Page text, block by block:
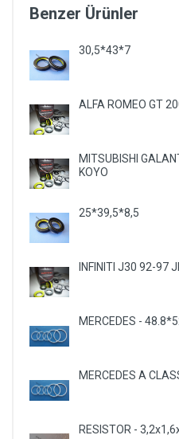
Benzer Ürünler
30,5*43*7
ALFA ROMEO GT
MITSUBISHI
KOYO
25*39,5*8,5
INFINITI J30 92-97
MERCEDES -
MERCEDES A
RESISTOR -